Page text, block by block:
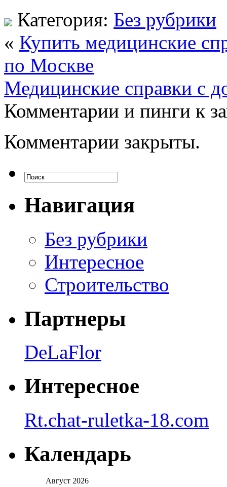
Категория: Без рубрики
« Купить медицинские
по Москве
Медицинские справки с
Комментарии и пинги к
Комментарии закрыты.
Навигация
Без рубрики
Интересное
Строительство
Партнеры
DeLaFlor
Интересное
Rt.chat-ruletka-18.com
Календарь
Август 2026